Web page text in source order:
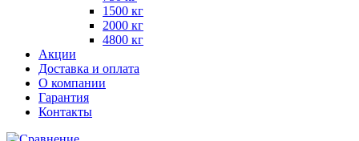
1500 кг
2000 кг
4800 кг
Акции
Доставка и оплата
О компании
Гарантия
Контакты